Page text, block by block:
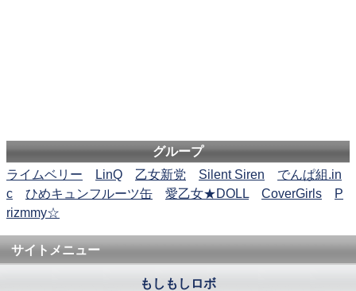
グループ
ライムベリー
LinQ 乙女新党 Silent Siren
でんぱ組.in
c
ひめキュンフルーツ缶 愛乙女★DOLL CoverGirls
P
rizmmy☆
サイトメニュー
もしもしロボ